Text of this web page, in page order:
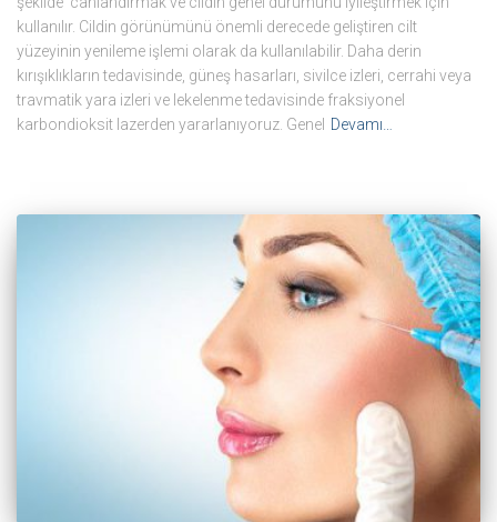
kullanılır. Cildin görünümünü önemli derecede geliştiren cilt
yüzeyinin yenileme işlemi olarak da kullanılabilir. Daha derin
kırışıklıkların tedavisinde, güneş hasarları, sivilce izleri, cerrahi veya
travmatik yara izleri ve lekelenme tedavisinde fraksiyonel
karbondioksit lazerden yararlanıyoruz. Genel Devamı…